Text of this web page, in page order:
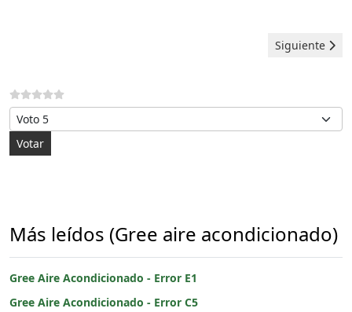
Artículo
Siguiente
Por favor, vote
Más leídos (Gree aire acondicionado)
Gree Aire Acondicionado - Error E1
Gree Aire Acondicionado - Error C5